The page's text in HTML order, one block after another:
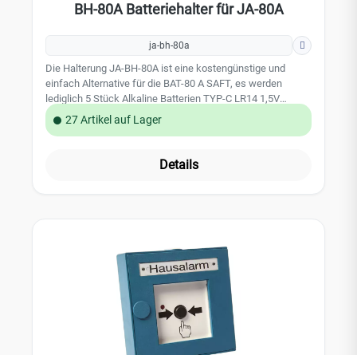
BH-80A Batteriehalter für JA-80A
ja-bh-80a
Die Halterung JA-BH-80A ist eine kostengünstige und
einfach Alternative für die BAT-80 A SAFT, es werden
lediglich 5 Stück Alkaline Batterien TYP-C LR14 1,5V
benötigt. (BAT-TYP-C-LR-14 ) Da vermehrt NO- Name
Batterien in die Außensirene JA-80A eingesetzt wurden, die
ausstrahlen bieten wir diese kostengünstige Alternative für
27 Artikel auf Lager
Details